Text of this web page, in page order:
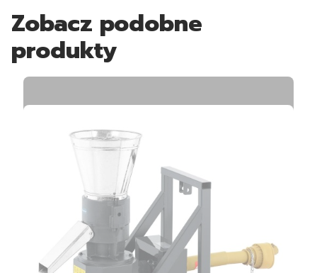
Zobacz podobne
produkty